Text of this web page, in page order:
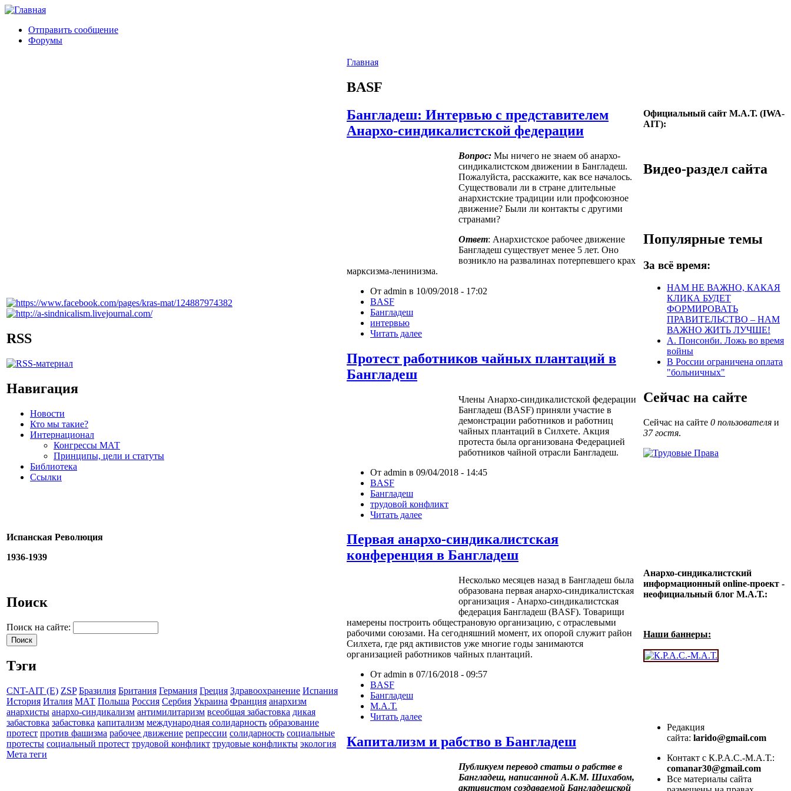
Отправить сообщение
Форумы
RSS
Навигация
Новости
Кто мы такие?
Интернационал
Конгрессы МАТ
Принципы, цели и статуты
Библиотека
Ссылки
Испанская Революция
1936-1939
Поиск
Поиск на сайте:
Тэги
CNT-AIT (E) ZSP Бразилия Британия Германия Греция Здравоохранение Испания
История Италия МАТ Польша Россия Сербия Украина Франция анархизм
анархисты анархо-синдикализм антимилитаризм всеобщая забастовка дикая
забастовка забастовка капитализм международная солидарность образование
протест против фашизма рабочее движение репрессии солидарность социальные
протесты социальный протест трудовой конфликт трудовые конфликты экология
Мета теги
Главная
BASF
Бангладеш: Интервью с представителем
Анархо-синдикалистской федерации
Вопрос: Мы ничего не знаем об анархо-
синдикалистском движении в Бангладеш.
Пожалуйста, расскажите, как все началось.
Существовали ли в стране длительные
анархистские традиции или профсоюзное
движение? Были ли контакты с другими
странами?
Ответ: Анархистское рабочее движение
Бангладеш существует менее 5 лет. Оно
возникло на развалинах потерпевшего крах
марксизма-ленинизма.
От admin в 10/09/2018 - 17:02
BASF
Бангладеш
интервью
Читать далее
Протест работников чайных плантаций в
Бангладеш
Члены Анархо-синдикалистской федерации
Бангладеш (BASF) приняли участие в
демонстрации работников и работниц
чайных плантаций в Силхете. Акция
протеста была организована Федерацией
работников чайной отрасли Бангладеш.
От admin в 09/04/2018 - 14:45
BASF
Бангладеш
трудовой конфликт
Читать далее
Первая анархо-синдикалистская
конференция в Бангладеш
Несколько месяцев назад в Бангладеш была
образована первая анархо-синдикалистская
организация - Анархо-синдикалистская
федерация Бангладеш (BASF). Товарищи
намерены построить общестрановую организацию, с отраслевыми
рабочими союзами. На сегодняшний момент, их опорой служит район
Силхета, где ряд активистов уже многие годы занимаются
организацией работников чайных плантаций.
От admin в 07/16/2018 - 09:57
BASF
Бангладеш
М.А.Т.
Читать далее
Капитализм и рабство в Бангладеш
Публикуем перевод статьи о рабстве в
Бангладеш, написанной А.К.М. Шихабом,
активистом создаваемой Бангладешской
Официальный сайт М.А.Т. (IWA-
AIT):
Видео-раздел сайта
Популярные темы
За всё время:
НАМ НЕ ВАЖНО, КАКАЯ
КЛИКА БУДЕТ
ФОРМИРОВАТЬ
ПРАВИТЕЛЬСТВО – НАМ
ВАЖНО ЖИТЬ ЛУЧШЕ!
А. Понсонби. Ложь во время
войны
В России ограничена оплата
"больничных"
Сейчас на сайте
Сейчас на сайте 0 пользователя и
37 гостя.
Анархо-синдикалистский
информационный online-проект -
неофициальный блог М.А.Т.:
Наши баннеры:
Редакция
сайта: larido@gmail.com
Контакт с К.Р.А.С.-М.А.Т.:
comanar30@gmail.com
Все материалы сайта